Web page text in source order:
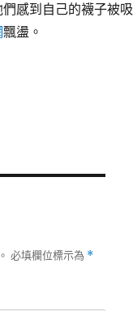
感到自己的襪子被吸
飄盪。
必填欄位標示為 *